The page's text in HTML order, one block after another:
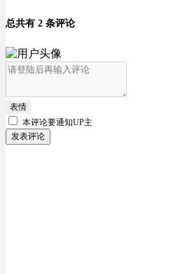
总共有 2 条评论
表情
本评论要通知UP主
发表评论